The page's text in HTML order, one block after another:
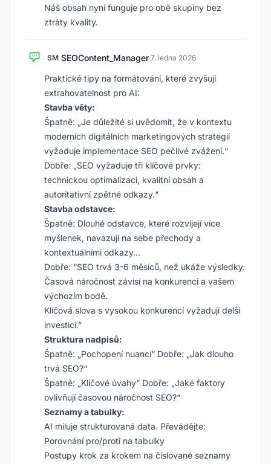
Náš obsah nyní funguje pro obě skupiny bez
ztráty kvality.
SM SEOContent_Manager·7. ledna 2026
Praktické tipy na formátování, které zvyšují
extrahovatelnost pro AI:
Stavba věty:
Špatně: „Je důležité si uvědomit, že v kontextu
moderních digitálních marketingových strategií
vyžaduje implementace SEO pečlivé zvážení.“
Dobře: „SEO vyžaduje tři klíčové prvky:
technickou optimalizaci, kvalitní obsah a
autoritativní zpětné odkazy.“
Stavba odstavce:
Špatně: Dlouhé odstavce, které rozvíjejí více
myšlenek, navazují na sebe přechody a
kontextuálními odkazy…
Dobře: “SEO trvá 3-6 měsíců, než ukáže výsledky.
Časová náročnost závisí na konkurenci a vašem
výchozím bodě.
Klíčová slova s vysokou konkurencí vyžadují delší
investici.”
Struktura nadpisů:
Špatně: „Pochopení nuancí“ Dobře: „Jak dlouho
trvá SEO?“
Špatně: „Klíčové úvahy“ Dobře: „Jaké faktory
ovlivňují časovou náročnost SEO?“
Seznamy a tabulky:
AI miluje strukturovaná data. Převádějte:
Porovnání pro/proti na tabulky
Postupy krok za krokem na číslované seznamy